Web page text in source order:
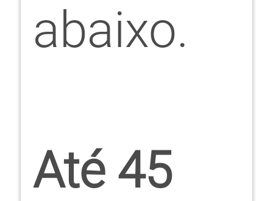
abaixo.
Até 45